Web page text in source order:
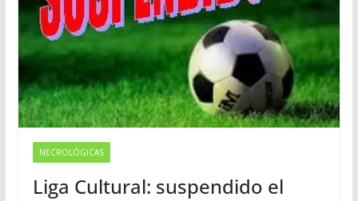
NECROLÓGICAS
Liga Cultural: suspendido el